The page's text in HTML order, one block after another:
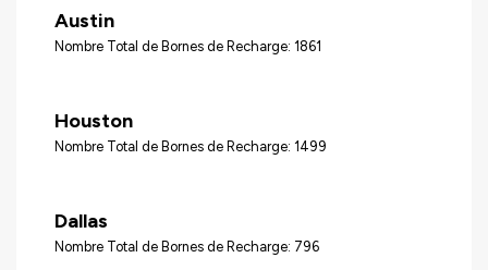
Austin
Nombre Total de Bornes de Recharge: 1861
Houston
Nombre Total de Bornes de Recharge: 1499
Dallas
Nombre Total de Bornes de Recharge: 796